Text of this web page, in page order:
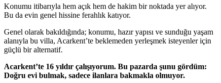
Konumu itibarıyla hem açık hem de hakim bir noktada yer alıyor.
Bu da evin genel hissine ferahlık katıyor.
Genel olarak bakıldığında; konumu, hazır yapısı ve sunduğu yaşam
alanıyla bu villa, Acarkent’te beklemeden yerleşmek isteyenler için
güçlü bir alternatif.
Acarkent’te 16 yıldır çalışıyorum. Bu pazarda şunu gördüm:
Doğru evi bulmak, sadece ilanlara bakmakla olmuyor.